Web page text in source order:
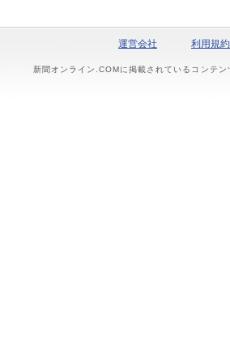
運営会社 利用規約
新聞オンライン.COMに掲載されているコンテ